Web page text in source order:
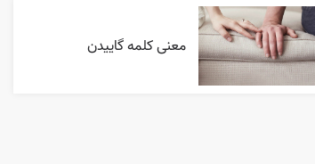
معنی کلمه گاییدن